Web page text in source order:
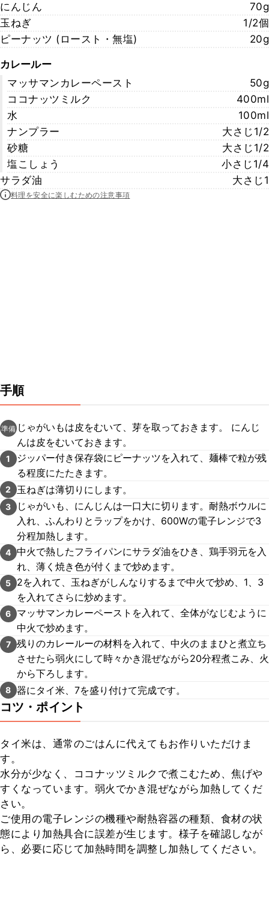
にんじん
70g
玉ねぎ
1/2個
ピーナッツ (ロースト・無塩)
20g
カレールー
マッサマンカレーペースト
50g
ココナッツミルク
400ml
水
100ml
ナンプラー
大さじ1/2
砂糖
大さじ1/2
塩こしょう
小さじ1/4
サラダ油
大さじ1
料理を安全に楽しむための注意事項
手順
準備 じゃがいもは皮をむいて、芽を取っておきます。 にんじ
んは皮をむいておきます。
1
ジッパー付き保存袋にピーナッツを入れて、麺棒で粒が残
る程度にたたきます。
2 玉ねぎは薄切りにします。
3
じゃがいも、にんじんは一口大に切ります。耐熱ボウルに
入れ、ふんわりとラップをかけ、600Wの電子レンジで3
分程加熱します。
4 中火で熱したフライパンにサラダ油をひき、鶏手羽元を入
れ、薄く焼き色が付くまで炒めます。
5
2を入れて、玉ねぎがしんなりするまで中火で炒め、1、3
を入れてさらに炒めます。
6
マッサマンカレーペーストを入れて、全体がなじむように
中火で炒めます。
7 残りのカレールーの材料を入れて、中火のままひと煮立ち
させたら弱火にして時々かき混ぜながら20分程煮こみ、火
から下ろします。
8 器にタイ米、7を盛り付けて完成です。
コツ・ポイント
タイ米は、通常のごはんに代えてもお作りいただけま
す。
水分が少なく、ココナッツミルクで煮こむため、焦げや
すくなっています。弱火でかき混ぜながら加熱してくだ
さい。
ご使用の電子レンジの機種や耐熱容器の種類、食材の状
態により加熱具合に誤差が生じます。様子を確認しなが
ら、必要に応じて加熱時間を調整し加熱してください。